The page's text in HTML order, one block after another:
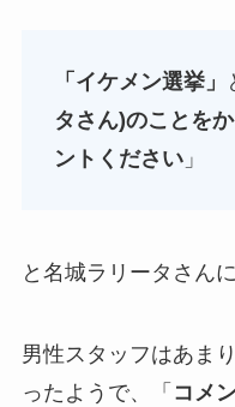
「イケメン選挙」
タさん)のことを
ントください」
と名城ラリータさん
男性スタッフはあま
ったようで、「 コメ